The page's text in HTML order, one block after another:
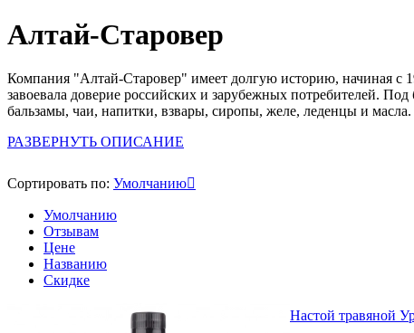
Алтай-Старовер
Компания "Алтай-Старовер" имеет долгую историю, начиная с
завоевала доверие российских и зарубежных потребителей.
бальзамы, чаи, напитки, взвары, сиропы, желе, леденцы и
РАЗВЕРНУТЬ ОПИСАНИЕ
Сортировать по: Умолчанию
Умолчанию
Отзывам
Цене
Названию
Скидке
Настой травяной